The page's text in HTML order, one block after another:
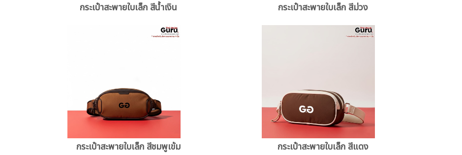
กระเป๋าสะพายใบเล็ก สีน้ำเงิน กระเป๋าสะพายใบเล็ก สีม่วง
กระเป๋าสะพายใบเล็ก สีชมพูเข้ม กระเป๋าสะพายใบเล็ก สีแดง